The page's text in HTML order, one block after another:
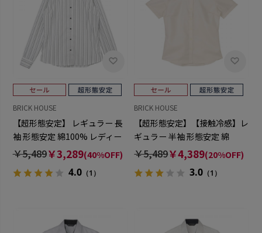
BRICK HOUSE
【超形態安定】 レギュラー 長
袖 形態安定 綿100% レディー
スシャツ
￥5,489￥3,289(40%OFF)
4.0（1）
BRICK HOUSE
【超形態安定】【接触冷感】レ
ギュラー 半袖 形態安定 綿
100% レディースシャツ
￥5,489￥4,389(20%OFF)
3.0 （1）